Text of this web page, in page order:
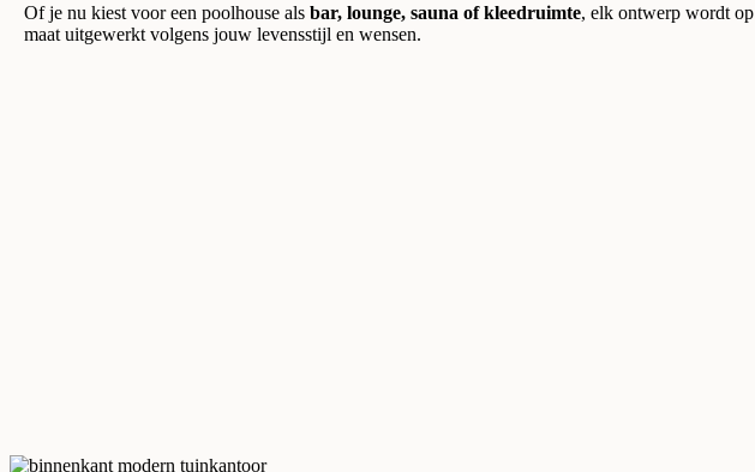
Of je nu kiest voor een poolhouse als bar, lounge, sauna of kleedruimte, elk ontwerp wordt op
maat uitgewerkt volgens jouw levensstijl en wensen.